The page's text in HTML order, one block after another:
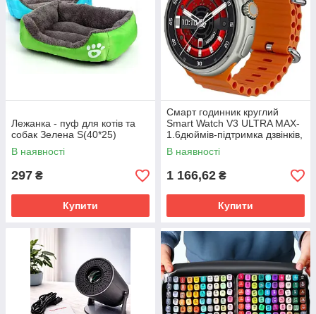
Лежанка - пуф для котів та
собак Зелена S(40*25)
В наявності
297 ₴
Купити
Смарт годинник круглий
Smart Watch V3 ULTRA MAX-
1.6дюймів-підтримка дзвінків,
спортивні режими
В наявності
1 166,62 ₴
Купити